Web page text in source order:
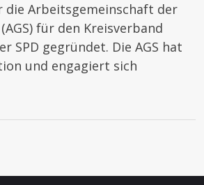
die Arbeitsgemeinschaft der
für den Kreisverband
SPD gegründet. Die AGS hat
und engagiert sich